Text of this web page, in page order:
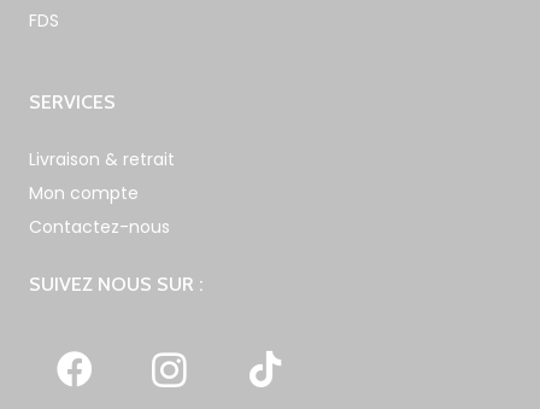
FDS
SERVICES
Livraison & retrait
Mon compte
Contactez-nous
SUIVEZ NOUS SUR :